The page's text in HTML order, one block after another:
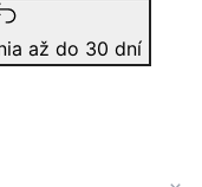
až do 30 dní